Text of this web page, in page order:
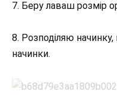
7. Беру лаваш розмір
8. Розподіляю
начинки.